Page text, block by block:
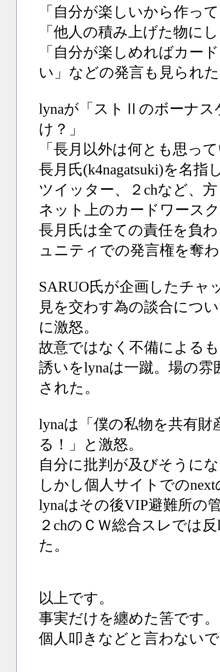
「自分が楽しいから作っ
「他人の積み上げた物に
「自分が楽しめればカー
い」などの発言も見られ
lynaが「ストⅡのボーナス
け？」
「長月以外は何とも思っ
長月氏(k4nagatsuki)を名
ツイッター、２chなど、
ネット上のカードワース
長月氏は全ての責任を負
ュニティでの発言権を奪
SARUO氏が企画したチャ
見を交わす為の談合につ
に激怒。
故意ではなく不備による
誘いをlynaは一蹴。場の
された。
lynaは「僕の私物を共有
る！」と激怒。
自分に批判が及びそうに
しかし個人サイトでの
lynaはその後VIP避難所の
２chのＣＷ総合スレでは
た。
以上です。
事実だけを纏めた筈です。
個人叩きなどと言わない